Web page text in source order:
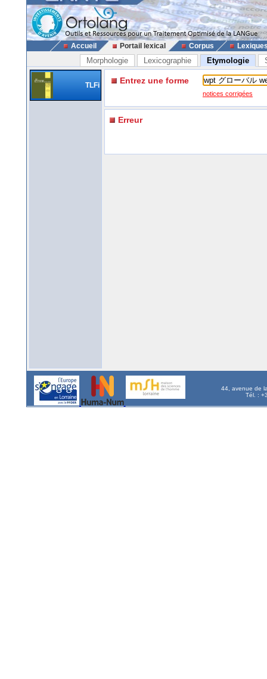
Accueil Portail lexical Corpus
Morphologie Lexicographie Etymologie
TLFi Entrez une forme
notices corrigées
Erreur
44, avenue de
Tél. :